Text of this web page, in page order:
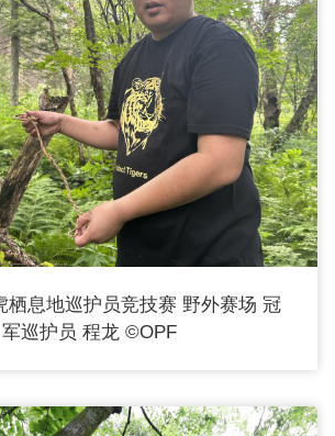
栖息地巡护员竞技赛 野外赛场 冠
军巡护员 程龙 ©OPF